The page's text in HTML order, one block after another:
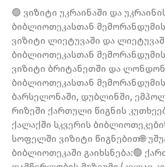
🟢 ვიზიტი უკრაინაში და
ბიბლიოთეკასთან
ვიზიტი ლიეტუვაში და
ბიბლიოთეკასთან
ვიზიტი ბრიტანეთში და
ბიბლიოთეკასთან
ბარსელონაში, დუბლინში,
რიზეში ქართული წიგნის
ქალაქში სკვერის
სოფელში ვიზიტი წიგნებით🌐
ბიბლიოთეკაში გაიხსნება:🟢